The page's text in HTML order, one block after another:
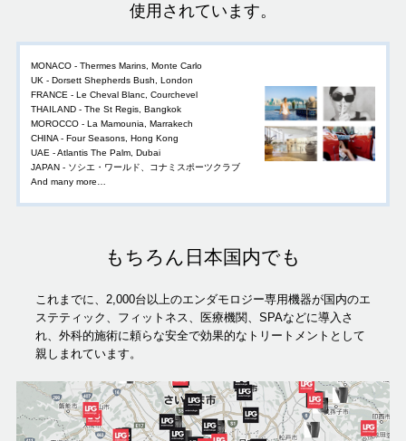
使用されています。
MONACO - Thermes Marins, Monte Carlo
UK - Dorsett Shepherds Bush, London
FRANCE - Le Cheval Blanc, Courchevel
THAILAND - The St Regis, Bangkok
MOROCCO - La Mamounia, Marrakech
CHINA - Four Seasons, Hong Kong
UAE - Atlantis The Palm, Dubai
JAPAN - ソシエ・ワールド、コナミスポーツクラブ
And many more…
もちろん日本国内でも
これまでに、2,000台以上のエンダモロジー専用機器が国内のエ
ステティック、フィットネス、医療機関、SPAなどに導入さ
れ、外科的施術に頼らな安全で効果的なトリートメントとして
親しまれています。